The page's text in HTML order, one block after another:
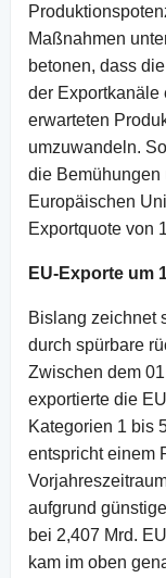
Maßnahmen
betonen, dass
der Exportkanäle
erwarteten
umzuwandeln.
die Bemühungen
Europäischen
Exportquote von
EU-Exporte um
Bislang zeichnet
durch spürbare
Zwischen dem
exportierte die
Kategorien 1 bis
entspricht einem
aufgrund
bei 2,407 Mrd.
kam im oben